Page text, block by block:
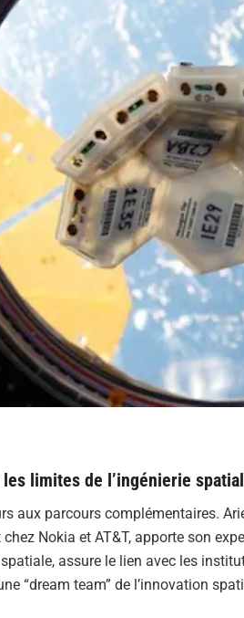
limites de l’ingénierie
aux parcours complémentaires.
Nokia et AT&T, apporte son
assure le lien avec les
“dream team” de l’innovation